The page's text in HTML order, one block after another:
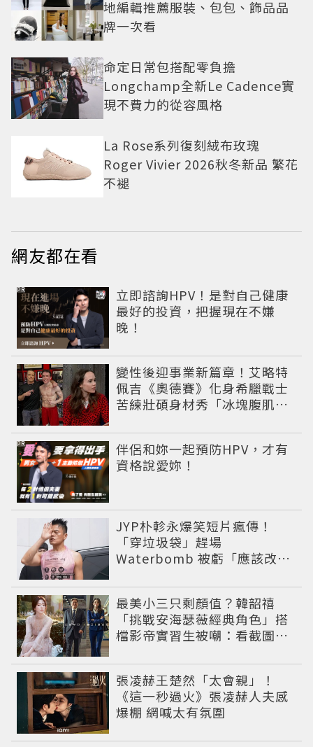
地編輯推薦服裝、包包、飾品品
牌一次看
命定日常包搭配零負擔
Longchamp全新Le Cadence實
現不費力的從容風格
La Rose系列復刻絨布玫瑰
Roger Vivier 2026秋冬新品 繁花
不褪
網友都在看
立即諮詢HPV！是對自己健康
最好的投資，把握現在不嫌
晚！
PR
變性後迎事業新篇章！艾略特
佩吉《奧德賽》化身希臘戰士
苦練壯碩身材秀「冰塊腹肌」
伴侶和妳一起預防HPV，才有
資格說愛妳！
PR
JYP朴軫永爆笑短片瘋傳！
「穿垃圾袋」趕場
Waterbomb 被虧「應該改名
最美小三只剩顏值？韓韶禧
「挑戰安海瑟薇經典角色」搭
檔影帝實習生被嘲：看截圖就
張凌赫王楚然「太會親」！
《這一秒過火》張凌赫人夫感
爆棚 網喊太有氛圍